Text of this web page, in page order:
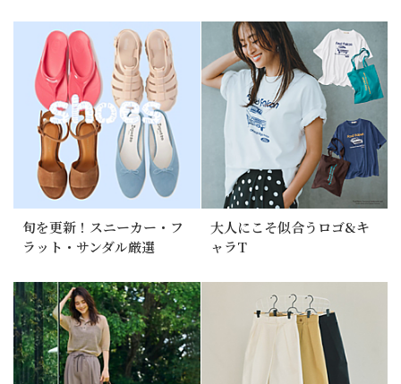
旬を更新！スニーカー・フ
ラット・サンダル厳選
大人にこそ似合うロゴ&キ
ャラT